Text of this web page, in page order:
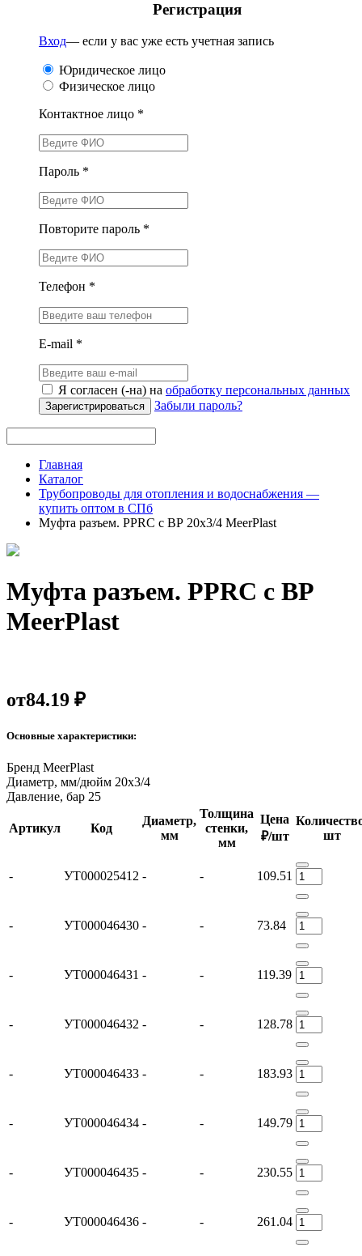
Регистрация
Вход— если у вас уже есть учетная запись
Юридическое лицо
Физическое лицо
Контактное лицо *
Пароль *
Повторите пароль *
Телефон *
E-mail *
Я согласен (-на) на обработку персональных данных
Зарегистрироваться Забыли пароль?
Главная
Каталог
Трубопроводы для отопления и водоснабжения —
купить оптом в СПб
Муфта разъем. PPRC с ВР 20х3/4 MeerPlast
Муфта разъем. PPRC с ВР
MeerPlast
от84.19 ₽
Основные характеристики:
Бренд MeerPlast
Диаметр, мм/дюйм 20х3/4
Давление, бар 25
Артикул Код
Диаметр,
мм
Толщина
стенки,
мм
Цена
₽/шт
шт
- УТ000025412 - - 109.51
- УТ000046430 - - 73.84
- УТ000046431 - - 119.39
- УТ000046432 - - 128.78
- УТ000046433 - - 183.93
- УТ000046434 - - 149.79
- УТ000046435 - - 230.55
- УТ000046436 - - 261.04